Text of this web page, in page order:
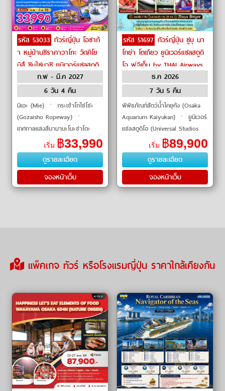
รหัส 53033 ทัวร์ญี่ปุ่น โอซาก้
า หมู่บ้านชิราคาวาโกะ วัดคิโย
มิสึ ชินไซบาชิ ยูนิเวอร์แซลสตูดิ
โอส์เจแปน by Peach
ก.พ - มี.ค 2027
6 วัน 4 คืน
มิเอะ (Mie) ㆍ กระเช้าโกไซโชะ
(Gozaisho Ropeway) ㆍ
เทศกาลแสงสีนาบานะโนะซาโตะ
(Nabana no Sato Winter
Illumination) ㆍ ลานกิจกรรมหิมะ
(Snow Activity) ㆍ ทาคายาม่า
เริ่ม ฿33,990
ดูรายละเอียด
จองหน้าเว็บ
รหัส 51697 ทัวร์ญี่ปุ่น ชูบุ นา
โกย่า โตเกียว ยูนิเวอร์แซลสตูดิ
โอ ฟูจิเท็น by THAI Airways
ธ.ค 2026
7 วัน 5 คืน
พิพิธภัณฑ์สัตว์น้ำไคยุคัง (Osaka
Aquarium Kaiyukan) ㆍ ยูนิเวอร์
แซลสตูดิโอ (Universal Studios
Japan) ㆍ กิจกรรมเก็บสตรอว์
เบอร์รี (Strawberry Picking) ㆍ
ชิ�
เริ่ม ฿89,900
ดูรายละเอียด
จองหน้าเว็บ
แพ็คเกจ ทัวร์ หรือโรงแรมญี่ปุ่น ราคาใกล้เคียงกัน